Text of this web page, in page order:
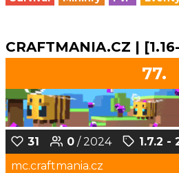
CRAFTMANIA.CZ |
77.
31 0 / 2024
1.7.2 -
mc.craftmania.cz